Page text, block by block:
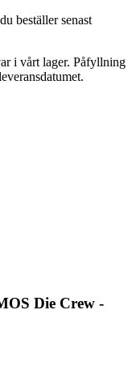
beställer senast
i vårt lager. Påfyllning
Die Crew -